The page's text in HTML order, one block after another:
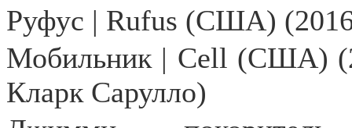
Руфус | Rufus (США)
Мобильник | Cell (США)
Кларк Сарулло)